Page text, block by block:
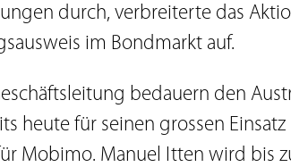
durch, verbreiterte das
im Bondmarkt auf.
bedauern den
heute für seinen grossen Einsatz
Mobimo. Manuel Itten wird bis